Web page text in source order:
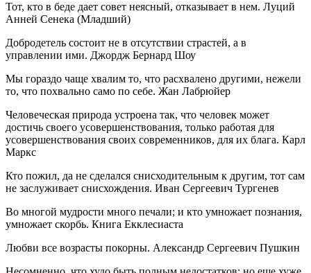
Тот, кто в беде дает совет неясный, отказывает в нем. Луций
Анней Сенека (Младший)
Добродетель состоит не в отсутствии страстей, а в
управлении ими. Джордж Бернард Шоу
Мы гораздо чаще хвалим то, что расхвалено другими, нежели
то, что похвально само по себе. Жан Лабрюйер
Человеческая природа устроена так, что человек может
достичь своего усовершенствования, только работая для
усовершенствования своих современников, для их блага. Карл
Маркс
Кто пожил, да не сделался снисходительным к другим, тот сам
не заслуживает снисхождения. Иван Сергеевич Тургенев
Во многой мудрости много печали; и кто умножает познания,
умножает скорбь. Книга Екклесиаста
Любви все возрасты покорны. Александр Сергеевич Пушкин